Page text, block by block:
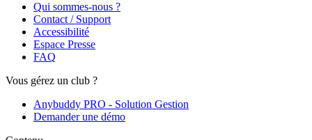
Qui sommes-nous ?
Contact / Support
Accessibilité
Espace Presse
FAQ
Vous gérez un club ?
Anybuddy PRO - Solution Gestion
Demander une démo